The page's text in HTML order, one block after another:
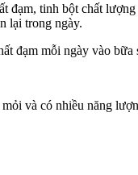
tinh bột chất
lại trong ngày.
đạm mỗi ngày vào bữa
và có nhiều năng